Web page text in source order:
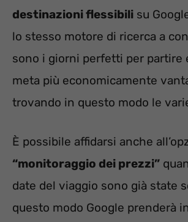
destinazioni flessibili su
lo stesso motore di ricerca a
sono i giorni perfetti per partire
meta più economicamente
trovando in questo modo le
È possibile affidarsi anche
“monitoraggio dei prezzi”
date del viaggio sono già state
questo modo Google prenderà